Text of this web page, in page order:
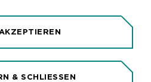
& SCHLIESSEN
RuhrtalRadweg hat es